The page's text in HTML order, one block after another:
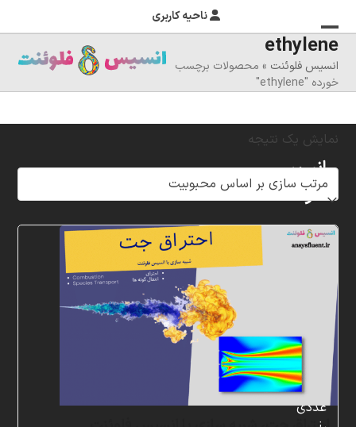
ناحیه کاربری
منوی
موبایل
را
تغییر
دهید
بستن
منوی
موبایل
ethylene
انسیس فلوئنت » محصولات برچسب
خورده "ethylene"
نمایش یک نتیجه
انسیس
فلوئنت
شرکت
زمینه
شبیه
سازی
عددی